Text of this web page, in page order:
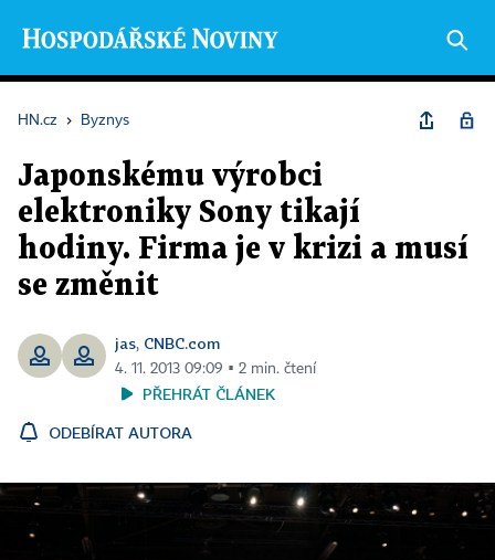
HN.cz › Byznys
Japonskému výrobci
elektroniky Sony tikají
hodiny. Firma je v krizi a musí
se změnit
jas, CNBC.com
4. 11. 2013 09:09 ▪ 2 min. čtení
PŘEHRÁT ČLÁNEK
ODEBÍRAT AUTORA